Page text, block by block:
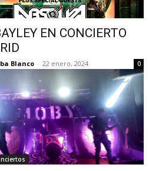
EN CONCIERTO
Blanco - 22 enero, 2024 0